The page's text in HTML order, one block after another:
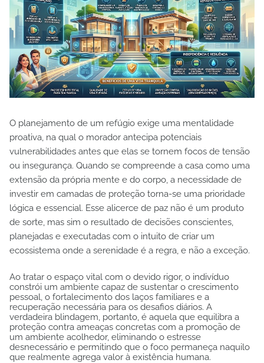
O planejamento de um refúgio exige uma mentalidade
proativa, na qual o morador antecipa potenciais
vulnerabilidades antes que elas se tornem focos de tensão
ou insegurança. Quando se compreende a casa como uma
extensão da própria mente e do corpo, a necessidade de
investir em camadas de proteção torna-se uma prioridade
lógica e essencial. Esse alicerce de paz não é um produto
de sorte, mas sim o resultado de decisões conscientes,
planejadas e executadas com o intuito de criar um
ecossistema onde a serenidade é a regra, e não a exceção.
Ao tratar o espaço vital com o devido rigor, o indivíduo
constrói um ambiente capaz de sustentar o crescimento
pessoal, o fortalecimento dos laços familiares e a
recuperação necessária para os desafios diários. A
verdadeira blindagem, portanto, é aquela que equilibra a
proteção contra ameaças concretas com a promoção de
um ambiente acolhedor, eliminando o estresse
desnecessário e permitindo que o foco permaneça naquilo
que realmente agrega valor à existência humana.